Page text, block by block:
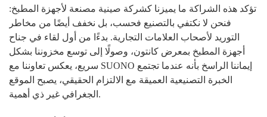
تؤكد هذه الشراكة ما يميزنا كشركة صينية مصنعة لأجهزة المطبخ:
فنحن لا نكتفي بالتصنيع فحسب، بل نخفف أيضًا من مخاطر
التوريد لأصحاب العلامات التجارية. بدءًا من أول لقاء في جناح
أجهزة المطبخ بمعرض كانتون، وصولًا إلى توسع مخزوننا بشكل
سريع، يعكس تعاوننا مع SUONO إيماننا الراسخ بأنه عندما تجتمع
الخبرة التصنيعية العميقة مع الالتزام الحقيقي، يصبح الموقع
الجغرافي غير ذي أهمية.